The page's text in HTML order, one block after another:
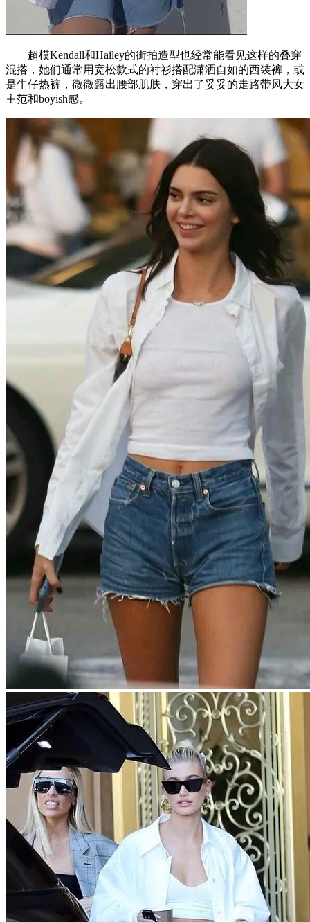
超模Kendall和Hailey的街拍造型也经常能看见这样的叠穿
混搭，她们通常用宽松款式的衬衫搭配潇洒自如的西装裤，或
是牛仔热裤，微微露出腰部肌肤，穿出了妥妥的走路带风大女
主范和boyish感。